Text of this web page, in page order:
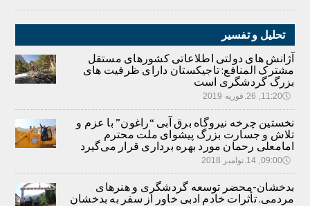
تحلیل و تفسیر
آژانش های دولتی اطلاعاتی کشورهای مستقل
مشترک المنافع: تاجیکستان دارای ظرفیت های
بزرگ گردشگری است
🕔11:20, 26.فوریه 2019
نخستین چرخه نیروگاه برق آبی “راغون” با عزم و
تلاش و جسارت بزرگ پیشوای ملت محترم
امامعلی رحمان مورد بهره برداری قرار می‌گیرد
🕔09:00, 14.نوامبر 2018
بدخشان-محضر توسعه گردشگری و هنرهای
مردمی. تأثرات خادم ادبی خاور از سفر به بدخشان